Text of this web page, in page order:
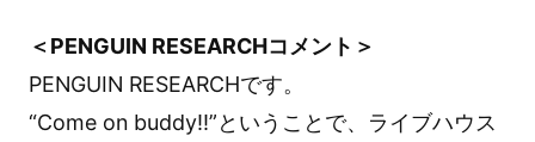
＜PENGUIN RESEARCHコメント＞
PENGUIN RESEARCHです。
“Come on buddy!!”ということで、ライブハウス